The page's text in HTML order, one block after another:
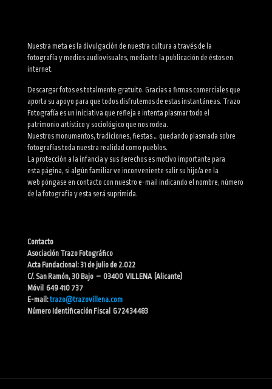
Nuestra meta es la divulgación de nuestra cultura a través de la
fotografía y medios audiovisuales, mediante la publicación de éstos en
internet.
Descargar fotos es totalmente gratuito. Gracias a firmas comerciales que
aporta su apoyo para que todos disfrutemos de estas instantáneas. Trazo
Fotografía es un iniciativa que refleja e intenta plasmar todo el
patrimonio artístico y sociológico que nos rodea.
Nuestros monumentos, tradiciones, fiestas … quedando plasmada sobre
fotografías toda nuestra realidad como pueblos.
La protección a la infancia y sus derechos es motivo importante para
esta página, si algún familiar ve inconveniente salir su hijo/a en la
web póngase en contacto con nuestro e-mail indicando el nombre, número
de la fotografía y esta será suprimida.
Contacto
Asociación Trazo Fotográfico
Acta Fundacional: 31 de julio de 2.022
C/. San Ramón, 30 Bajo – 03400 VILLENA (Alicante)
Móvil 649 410 737
E-mail:trazo@trazovillena.com
Número Identificación Fiscal G72434483